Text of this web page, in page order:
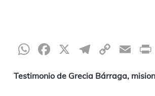
WhatsApp
Facebook
X
Copy
Testimonio de Grecia Bárraga,